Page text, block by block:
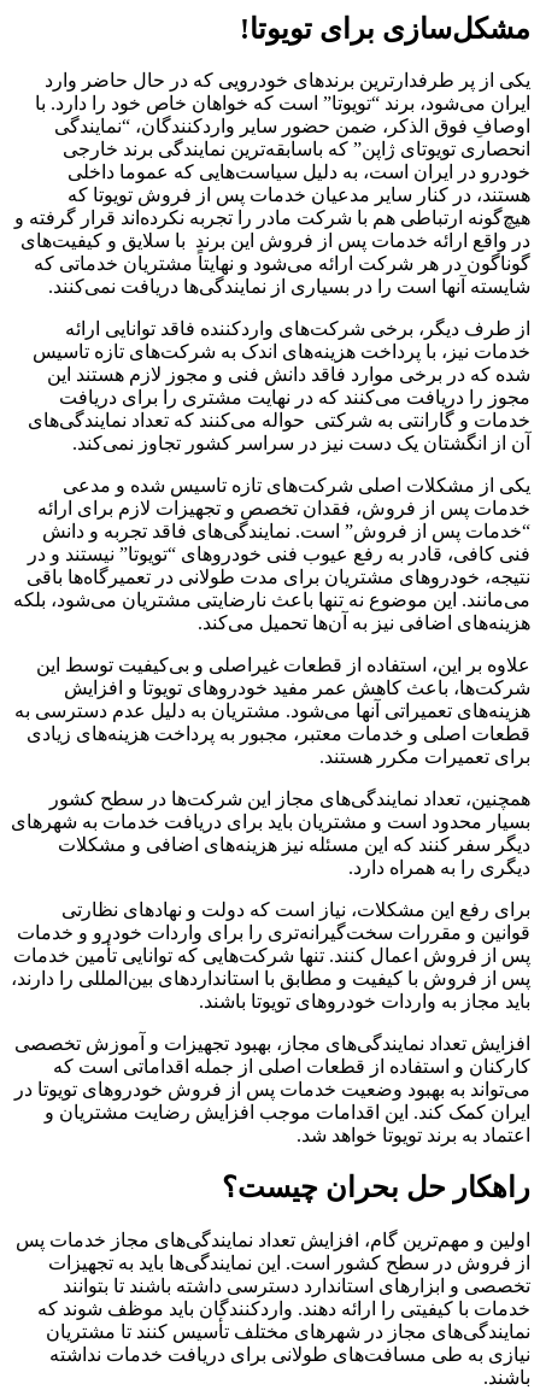
مشکل‌سازی برای تویوتا!
یکی از پر طرفدارترین برندهای خودرویی که در حال حاضر وارد
ایران می‌شود، برند “تویوتا” است که خواهان خاص خود را دارد. با
اوصافِ فوق الذکر، ضمن حضور سایر واردکنندگان، “نمایندگی
انحصاری تویوتای ژاپن” که باسابقه‌ترین نمایندگی برند خارجی
خودرو در ایران است، به دلیل سیاست‌هایی که عموما داخلی
هستند، در کنار سایر مدعیان خدمات پس از فروش تویوتا که
هیچ‌گونه ارتباطی هم با شرکت مادر را تجربه نکرده‌اند قرار گرفته و
در واقع ارائه خدمات پس از فروش این برند با سلایق و کیفیت‌های
گوناگون در هر شرکت ارائه می‌شود و نهایتاً مشتریان خدماتی که
شایسته آنها است را در بسیاری از نمایندگی‌ها دریافت نمی‌کنند.
از طرف دیگر، برخی شرکت‌های واردکننده فاقد توانایی ارائه
خدمات نیز، با پرداخت هزینه‌های اندک به شرکت‌های تازه تاسیس
شده که در برخی موارد فاقد دانش فنی و مجوز لازم هستند این
مجوز را دریافت می‌کنند که در نهایت مشتری را برای دریافت
خدمات و گارانتی به شرکتی حواله می‌کنند که تعداد نمایندگی‌های
آن از انگشتان یک دست نیز در سراسر کشور تجاوز نمی‌کند.
یکی از مشکلات اصلی شرکت‌های تازه تاسیس شده و مدعی
خدمات پس از فروش، فقدان تخصص و تجهیزات لازم برای ارائه
“خدمات پس از فروش” است. نمایندگی‌های فاقد تجربه و دانش
فنی کافی، قادر به رفع عیوب فنی خودروهای “تویوتا” نیستند و در
نتیجه، خودروهای مشتریان برای مدت طولانی در تعمیرگاه‌ها باقی
می‌مانند. این موضوع نه تنها باعث نارضایتی مشتریان می‌شود، بلکه
هزینه‌های اضافی نیز به آن‌ها تحمیل می‌کند.
علاوه بر این، استفاده از قطعات غیراصلی و بی‌کیفیت توسط این
شرکت‌ها، باعث کاهش عمر مفید خودروهای تویوتا و افزایش
هزینه‌های تعمیراتی آنها می‌شود. مشتریان به دلیل عدم دسترسی به
قطعات اصلی و خدمات معتبر، مجبور به پرداخت هزینه‌های زیادی
برای تعمیرات مکرر هستند.
همچنین، تعداد نمایندگی‌های مجاز این شرکت‌ها در سطح کشور
بسیار محدود است و مشتریان باید برای دریافت خدمات به شهرهای
دیگر سفر کنند که این مسئله نیز هزینه‌های اضافی و مشکلات
دیگری را به همراه دارد.
برای رفع این مشکلات، نیاز است که دولت و نهادهای نظارتی
قوانین و مقررات سخت‌گیرانه‌تری را برای واردات خودرو و خدمات
پس از فروش اعمال کنند. تنها شرکت‌هایی که توانایی تأمین خدمات
پس از فروش با کیفیت و مطابق با استانداردهای بین‌المللی را دارند،
باید مجاز به واردات خودروهای تویوتا باشند.
افزایش تعداد نمایندگی‌های مجاز، بهبود تجهیزات و آموزش تخصصی
کارکنان و استفاده از قطعات اصلی از جمله اقداماتی است که
می‌تواند به بهبود وضعیت خدمات پس از فروش خودروهای تویوتا در
ایران کمک کند. این اقدامات موجب افزایش رضایت مشتریان و
اعتماد به برند تویوتا خواهد شد.
راهکار حل بحران چیست؟
اولین و مهم‌ترین گام، افزایش تعداد نمایندگی‌های مجاز خدمات پس
از فروش در سطح کشور است. این نمایندگی‌ها باید به تجهیزات
تخصصی و ابزارهای استاندارد دسترسی داشته باشند تا بتوانند
خدمات با کیفیتی را ارائه دهند. واردکنندگان باید موظف شوند که
نمایندگی‌های مجاز در شهرهای مختلف تأسیس کنند تا مشتریان
نیازی به طی مسافت‌های طولانی برای دریافت خدمات نداشته
باشند.